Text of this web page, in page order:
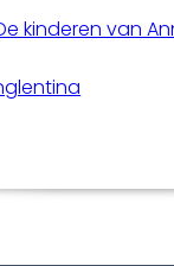
kinderen van